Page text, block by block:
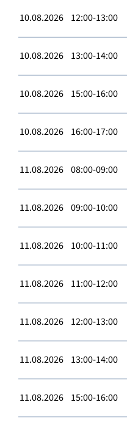
10.08.2026 12:00-13:00
10.08.2026 13:00-14:00
10.08.2026 15:00-16:00
10.08.2026 16:00-17:00
11.08.2026 08:00-09:00
11.08.2026 09:00-10:00
11.08.2026 10:00-11:00
11.08.2026 11:00-12:00
11.08.2026 12:00-13:00
11.08.2026 13:00-14:00
11.08.2026 15:00-16:00